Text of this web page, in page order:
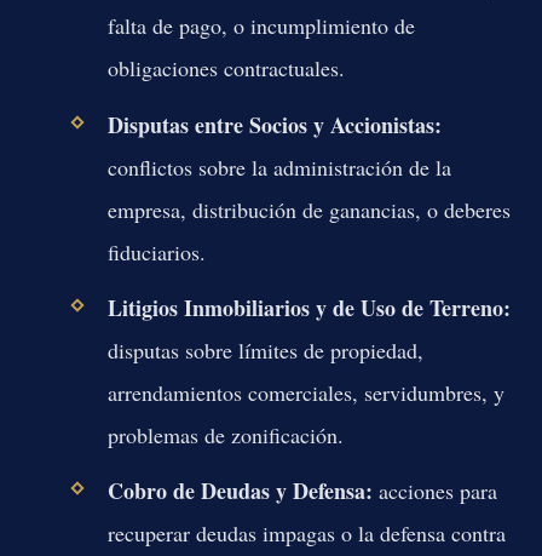
falta de pago, o incumplimiento de
obligaciones contractuales.
Disputas entre Socios y Accionistas:
conflictos sobre la administración de la
empresa, distribución de ganancias, o deberes
fiduciarios.
Litigios Inmobiliarios y de Uso de Terreno:
disputas sobre límites de propiedad,
arrendamientos comerciales, servidumbres, y
problemas de zonificación.
Cobro de Deudas y Defensa: acciones para
recuperar deudas impagas o la defensa contra